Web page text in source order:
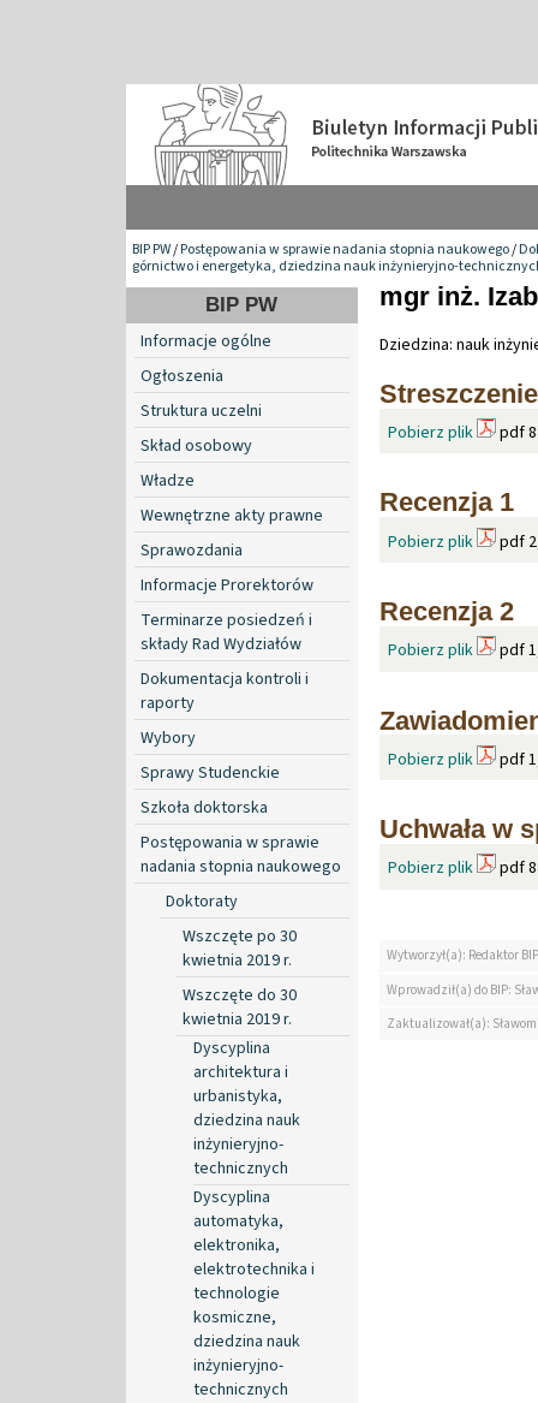
BIP PW/Postępowania w sprawie nadania stopnia naukowego/
górnictwo i energetyka, dziedzina nauk inżynieryjno-
BIP PW
Informacje ogólne
Ogłoszenia
Struktura uczelni
Skład osobowy
Władze
Wewnętrzne akty prawne
Sprawozdania
Informacje Prorektorów
Terminarze posiedzeń i
składy Rad Wydziałów
Dokumentacja kontroli i
raporty
Wybory
Sprawy Studenckie
Szkoła doktorska
Postępowania w sprawie
nadania stopnia naukowego
Doktoraty
Wszczęte po 30
kwietnia 2019 r.
Wszczęte do 30
kwietnia 2019 r.
Dyscyplina
architektura i
urbanistyka,
dziedzina nauk
inżynieryjno-
technicznych
Dyscyplina
automatyka,
elektronika,
elektrotechnika i
technologie
kosmiczne,
dziedzina nauk
inżynieryjno-
technicznych
mgr inż.
Dziedzina: nauk
Streszczenie
Pobierz plik pdf
Recenzja 1
Pobierz plik pdf
Recenzja 2
Pobierz plik pdf
Pobierz plik pdf
Uchwała w
Pobierz plik pdf
Wytworzył(a): Redaktor BIP
Wprowadził(a) do BIP:
Zaktualizował(a):